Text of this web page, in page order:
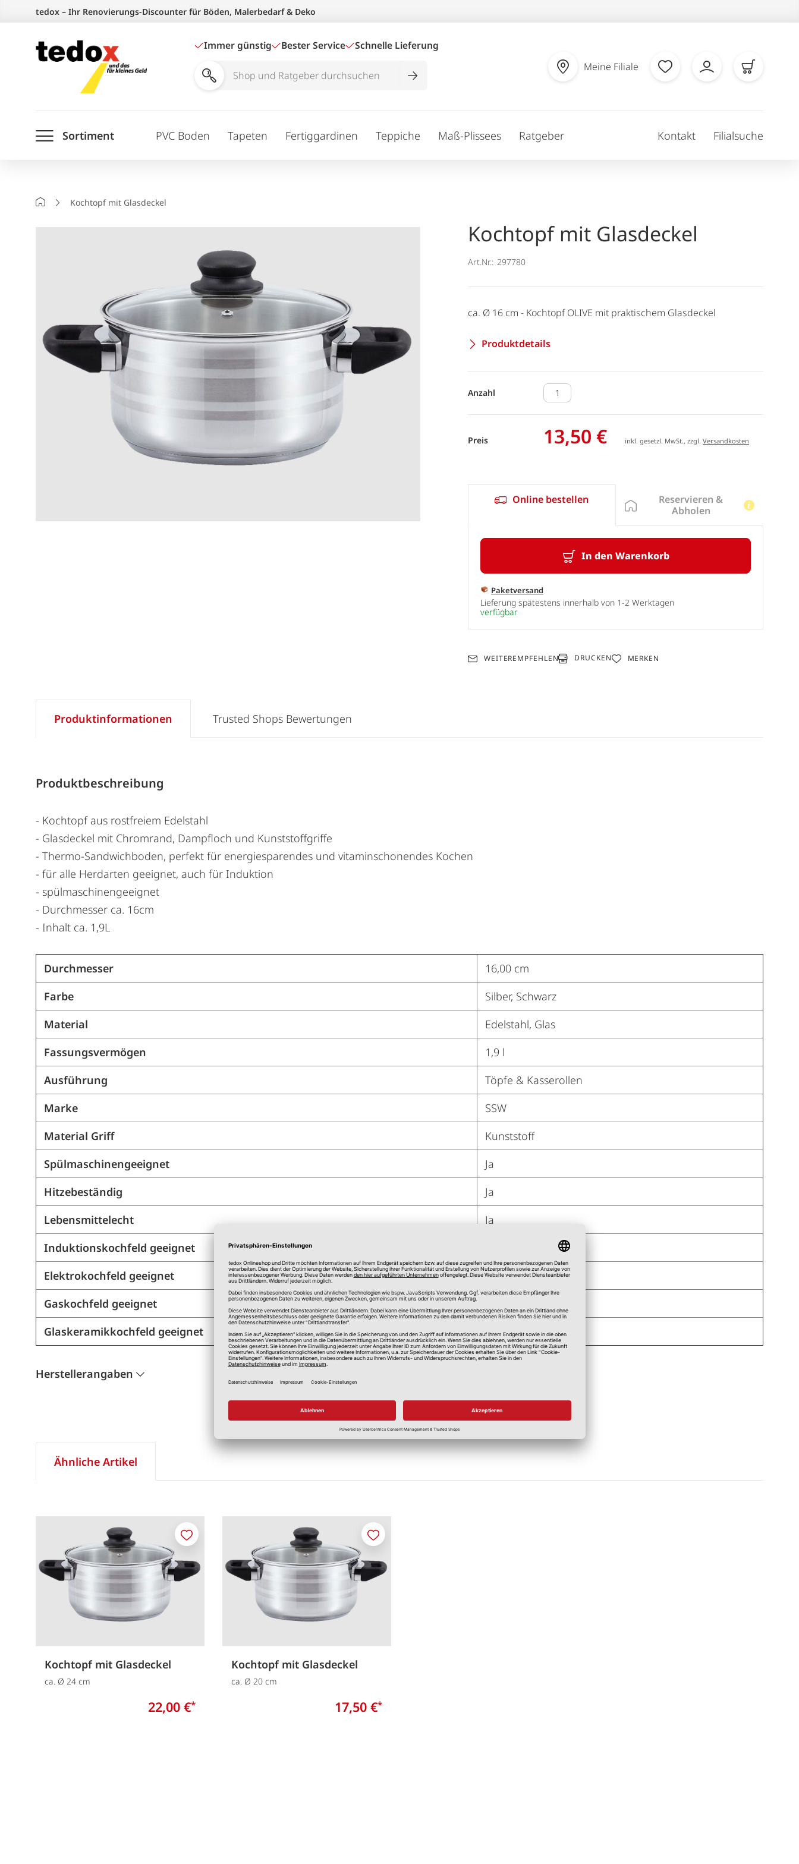
springen
tedox – Ihr Renovierungs-Discounter für Böden, Malerbedarf & Deko
Immer günstig Bester Service Schnelle Lieferung
Shop
durchsuchen
Meine Filiale
Sortiment PVC Boden Tapeten Fertiggardinen Teppiche Maß-Plissees Ratgeber Kontakt Filialsuche
StartseiteKochtopf mit Glasdeckel
Kochtopf mit Glasdeckel
Art.Nr.: 297780
ca. Ø 16 cm - Kochtopf OLIVE mit praktischem Glasdeckel
Produktdetails
Anzahl
Preis 13,50 € inkl. gesetzl. MwSt., zzgl.Versandkosten
Online bestellen
In den Warenkorb
Paketversand
Lieferung spätestens innerhalb von 1-2 Werktagen
verfügbar
Reservieren &
Abholen
WEITEREMPFEHLEN DRUCKEN MERKEN
Produktinformationen
Produktbeschreibung
- Kochtopf aus rostfreiem Edelstahl
- Glasdeckel mit Chromrand, Dampfloch und Kunststoffgriffe
- Thermo-Sandwichboden, perfekt für energiesparendes und vitaminschonendes Kochen
- für alle Herdarten geeignet, auch für Induktion
- spülmaschinengeeignet
- Durchmesser ca. 16cm
- Inhalt ca. 1,9L
Durchmesser
16,00 cm
Farbe
Silber, Schwarz
Material
Edelstahl, Glas
Fassungsvermögen
1,9 l
Ausführung
Töpfe & Kasserollen
Marke
SSW
Material Griff
Kunststoff
Spülmaschinengeeignet
Ja
Hitzebeständig
Ja
Lebensmittelecht
Ja
Induktionskochfeld geeignet
Elektrokochfeld geeignet
Ja
Gaskochfeld geeignet
Glaskeramikkochfeld geeignet
Ja
Herstellerangaben
Trusted Shops Bewertungen
Ähnliche Artikel
Kochtopf mit Glasdeckel
ca. Ø 24 cm
22,00 €*
Merken
Kochtopf mit Glasdeckel
ca. Ø 20 cm
17,50 €*
Merken